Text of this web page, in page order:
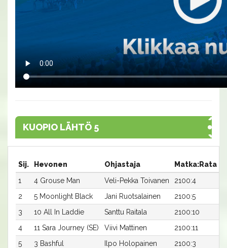
KUOPIO LÄHTÖ 5
Sij. Hevonen Ohjastaja Matka:Rata
1
4 Grouse Man Veli-Pekka Toivanen 2100:4
2
5 Moonlight Black Jani Ruotsalainen 2100:5
3
10 All In Laddie Santtu Raitala 2100:10
4
11 Sara Journey (SE) Viivi Mattinen 2100:11
5
3 Bashful Ilpo Holopainen 2100:3